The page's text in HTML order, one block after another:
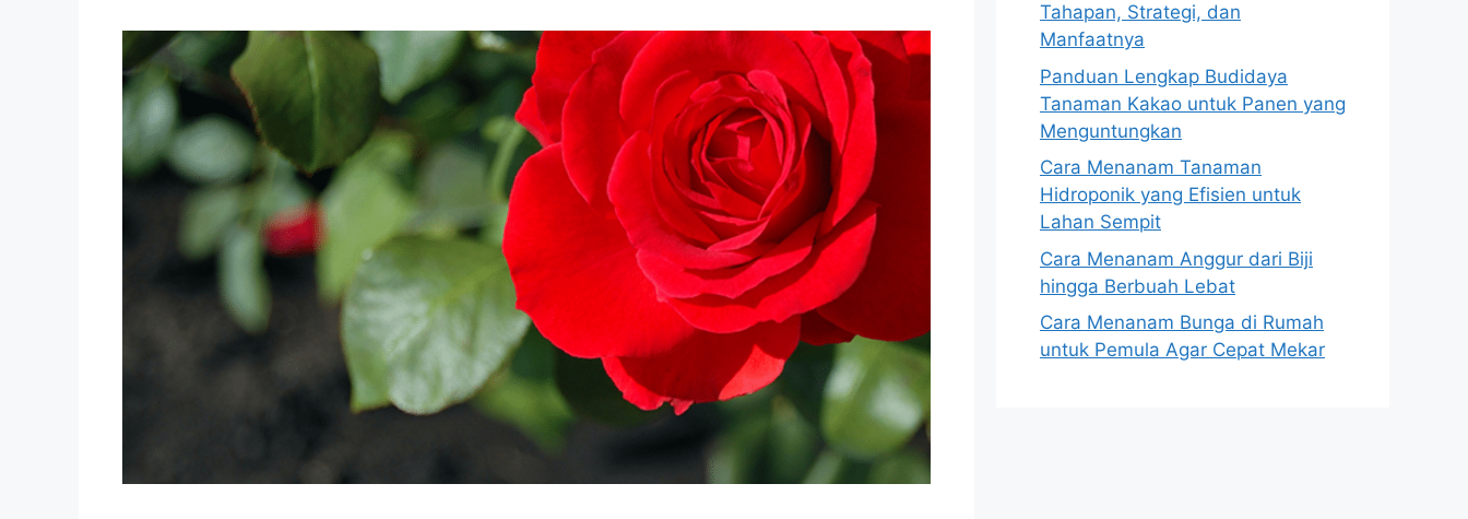
Tahapan, Strategi, dan
Manfaatnya
Panduan Lengkap Budidaya
Tanaman Kakao untuk Panen yang
Menguntungkan
Cara Menanam Tanaman
Hidroponik yang Efisien untuk
Lahan Sempit
Cara Menanam Anggur dari Biji
hingga Berbuah Lebat
Cara Menanam Bunga di Rumah
untuk Pemula Agar Cepat Mekar